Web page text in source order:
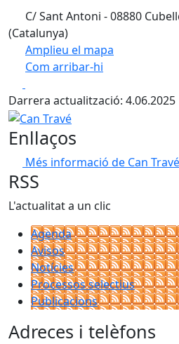
C/ Sant Antoni - 08880
(Catalunya)
Amplieu el mapa
Com arribar-hi
+
−
Darrera actualització:
Can Travé
Enllaços
Més informació de Can Travé
RSS
L'actualitat a un clic
Agenda
Avisos
Notícies
Processos selectius
Publicacions
Adreces i telèfons